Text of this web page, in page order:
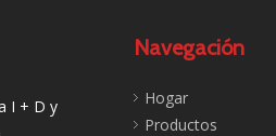
I + D y
Navegación
Hogar
Productos